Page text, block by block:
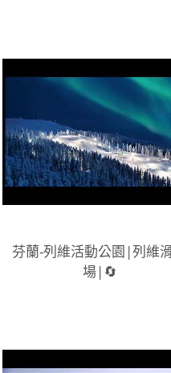
芬蘭-列維活動公園|列維
場|🔄